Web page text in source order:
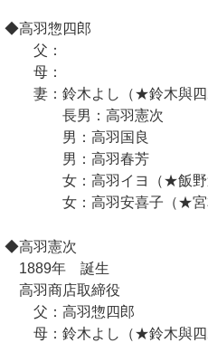
◆高羽惣四郎
父：
母：
妻：鈴木よし（★鈴木與四
長男：高羽憲次
男：高羽国良
男：高羽春芳
女：高羽イヨ（★飯野逸
女：高羽安喜子（★宮本
◆高羽憲次
1889年 誕生
高羽商店取締役
父：高羽惣四郎
母：鈴木よし（★鈴木與四